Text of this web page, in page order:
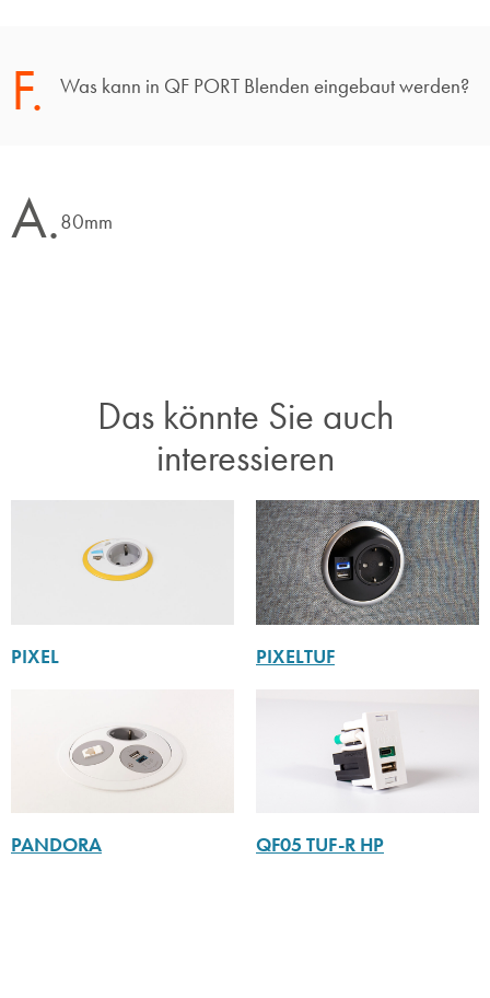
F. Was kann in QF PORT Blenden eingebaut werden?
A.80mm
Das könnte Sie auch
interessieren​
PIXEL PIXELTUF
PANDORA QF05 TUF-R HP